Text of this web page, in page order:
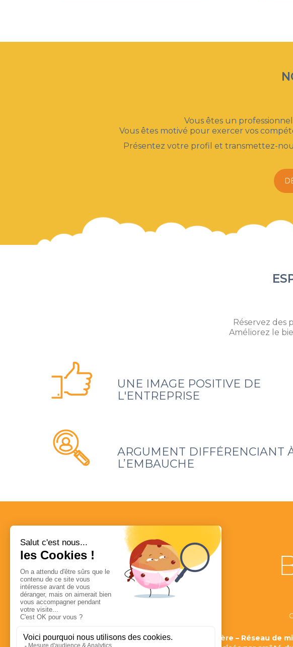
Vous êtes un
Vous êtes motivé pour exercer vos
Présentez votre profil et transmettez-
Réservez des
Améliorez le
UNE IMAGE POSITIVE DE
L'ENTREPRISE
ARGUMENT DIFFÉRENCIANT
L’EMBAUCHE
BaBynière – Réseau de